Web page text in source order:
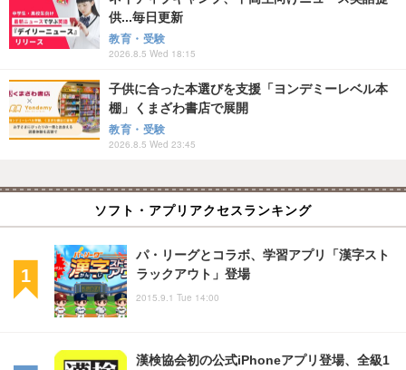
供...毎日更新
教育・受験
2026.8.5 Wed 18:15
子供に合った本選びを支援「ヨンデミーレベル本
棚」くまざわ書店で展開
教育・受験
2026.8.5 Wed 23:45
ソフト・アプリアクセスランキング
パ・リーグとコラボ、学習アプリ「漢字スト
ラックアウト」登場
2015.9.1 Tue 14:00
漢検協会初の公式iPhoneアプリ登場、全級1